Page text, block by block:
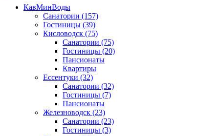
КавМинВоды
Санатории (157)
Гостиницы (39)
Кисловодск (75)
Санатории (75)
Гостиницы (20)
Пансионаты
Квартиры
Ессентуки (32)
Санатории (32)
Гостиницы (7)
Пансионаты
Железноводск (23)
Санатории (23)
Гостиницы (3)